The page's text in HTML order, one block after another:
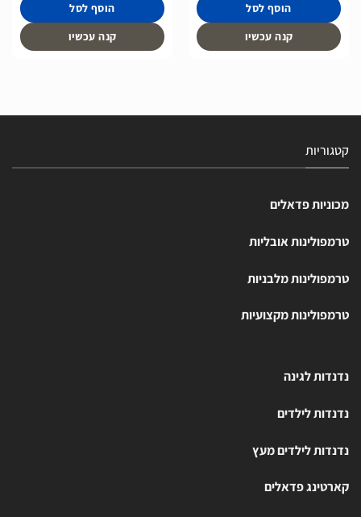
הוסף לסל
קנה עכשיו
הוסף לסל
קנה עכשיו
קטגוריות
מכוניות פדאלים
טרמפולינות אובליות
טרמפולינות מלבניות
טרמפולינות מקצועיות
נדנדות לגינה
נדנדות לילדים
נדנדות לילדים מעץ
קארטינג פדאלים